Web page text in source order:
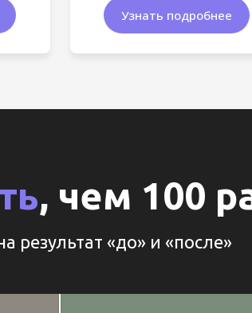
Узнать подробнее
, чем 100
результат «до» и «после»